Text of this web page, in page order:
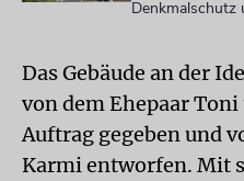
Das Gebäude an der
von dem Ehepaar
Auftrag gegeben und
Karmi entworfen. Mit